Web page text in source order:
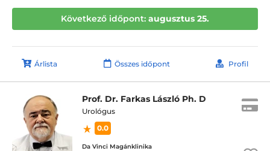
Következő időpont: augusztus 25.
Árlista Összes időpont Profil
Prof. Dr. Farkas László Ph. D
Urológus
0.0
Da Vinci Magánklinika